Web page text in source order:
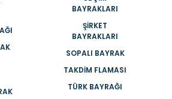
BAYRAKLARI
ŞIRKET
BAYRAKLARI
SOPALI BAYRAK
TAKDIM FLAMASI
TÜRK BAYRAĞI